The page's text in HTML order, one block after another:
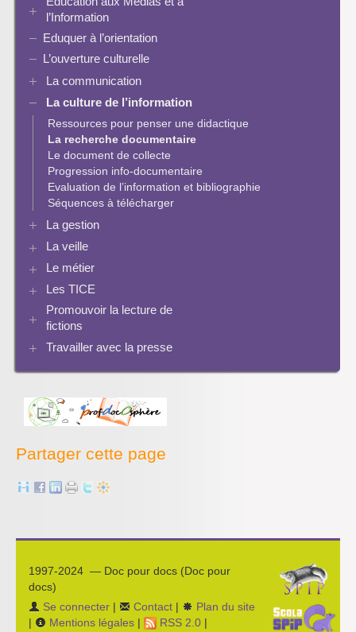
l’Information
EMI et translittératie
La culture de la participation
Identité / Présence numérique / Traces
Informatique, algorithmes et réalité augmentée
Enseigner Google
Réalité augmentée
Exemples de progressions en EMI
Ressources pour penser une didactique
Eduquer à l’orientation
L’ouverture culturelle
La communication
Plaquettes de communication
Présence numérique du CDI
Pinterest
La culture de l’information
Ressources pour penser une didactique
La recherche documentaire
Le document de collecte
Progression info-documentaire
Evaluation de l’information et bibliographie
Séquences à télécharger
La gestion
Les logiciels documentaires
Bcdi esidoc
La veille
Netvibes
Scoop.it
Le métier
Perspective historique
Pratiques
Les TICE
Archives Audiovisuel et Tice
Promouvoir la lecture de
fictions
Bibliographies
Travailler avec la presse
Enseigner la presse écrite
L’économie des médias
Partager cette page
1997-2024 — Doc pour docs (Doc pour
docs)
Se connecter | Contact |
Plan du site
|
Mentions légales | RSS 2.0 |